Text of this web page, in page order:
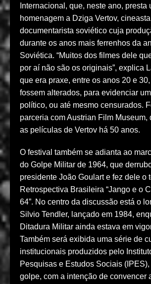
Internacional, que, neste ano, presta
homenagem a Dziga Vertov,
documentarista soviético cuja
durante os anos mais ferrenhos da
Soviética. “Muitos dos filmes dele
por aí não são os originais”, explica
que era praxe, entre os anos 20 e
fossem alterados, para evidenciar
político, ou até mesmo censurados.
parceria com Austrian Film Museum,
as películas de Vertov há 50 anos.
O festival também se adianta ao
do Golpe Militar de 1964, que
presidente João Goulart e fez dele o
Retrospectiva Brasileira “Jango e o
64”. No centro da discussão está o
Silvio Tendler, lançado em 1984,
Ditadura Militar ainda estava em
Também será exibida uma série de
institucionais produzidos pelo
Pesquisas e Estudos Sociais
golpe, com a intenção de convencer